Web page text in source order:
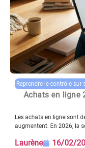
Reprendre le contrôle sur
Achats en ligne
Les achats en ligne sont
augmentent. En 2026, la
Laurène 16/02/